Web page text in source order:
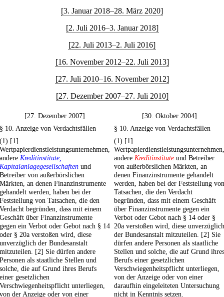
[3. Januar 2018–28. März 2020]
[2. Juli 2016–3. Januar 2018]
[22. Juli 2013–2. Juli 2016]
[16. November 2012–22. Juli 2013]
[27. Juli 2010–16. November 2012]
[27. Dezember 2007–27. Juli 2010]
[27. Dezember 2007]
[30. Oktober 2004]
§ 10. Anzeige von Verdachtsfällen
§ 10. Anzeige von Verdachtsfällen
(1) [1]
Wertpapierdienstleistungsunternehmen,
andere Kreditinstitute,
Kapitalanlagegesellschaften und
Betreiber von außerbörslichen
Märkten, an denen Finanzinstrumente
gehandelt werden, haben bei der
Feststellung von Tatsachen, die den
Verdacht begründen, dass mit einem
Geschäft über Finanzinstrumente
gegen ein Verbot oder Gebot nach § 14
oder § 20a verstoßen wird, diese
unverzüglich der Bundesanstalt
mitzuteilen. [2] Sie dürfen andere
Personen als staatliche Stellen und
solche, die auf Grund ihres Berufs
einer gesetzlichen
Verschwiegenheitspflicht unterliegen,
von der Anzeige oder von einer
(1) [1]
Wertpapierdienstleistungsunternehmen,
andere Kreditinstitute und Betreiber
von außerbörslichen Märkten, an
denen Finanzinstrumente gehandelt
werden, haben bei der Feststellung von
Tatsachen, die den Verdacht
begründen, dass mit einem Geschäft
über Finanzinstrumente gegen ein
Verbot oder Gebot nach § 14 oder §
20a verstoßen wird, diese unverzüglich
der Bundesanstalt mitzuteilen. [2] Sie
dürfen andere Personen als staatliche
Stellen und solche, die auf Grund ihres
Berufs einer gesetzlichen
Verschwiegenheitspflicht unterliegen,
von der Anzeige oder von einer
daraufhin eingeleiteten Untersuchung
nicht in Kenntnis setzen.